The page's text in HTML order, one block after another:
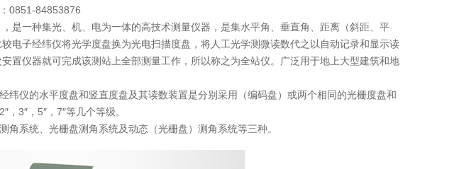
0851-84853876
是一种集光、机、电为一体的高技术测量仪器，是集水平角、垂直角、距离（斜距、平
较电子经纬仪将光学度盘换为光电扫描度盘，将人工光学测微读数代之以自动记录和显示读
置仪器就可完成该测站上全部测量工作，所以称之为全站仪。广泛用于地上大型建筑和地
纬仪的水平度盘和竖直度盘及其读数装置是分别采用（编码盘）或两个相同的光栅度盘和
3″，5″，7″等几个等级。
系统、光栅盘测角系统及动态（光栅盘）测角系统等三种。